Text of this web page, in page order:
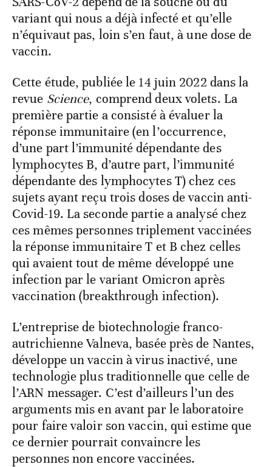
variant qui nous a déjà infecté et qu’elle
n’équivaut pas, loin s’en faut, à une dose de
vaccin.
Cette étude, publiée le 14 juin 2022 dans la
revue Science, comprend deux volets. La
première partie a consisté à évaluer la
réponse immunitaire (en l’occurrence,
d’une part l’immunité dépendante des
lymphocytes B, d’autre part, l’immunité
dépendante des lymphocytes T) chez ces
sujets ayant reçu trois doses de vaccin anti-
Covid-19. La seconde partie a analysé chez
ces mêmes personnes triplement vaccinées
la réponse immunitaire T et B chez celles
qui avaient tout de même développé une
infection par le variant Omicron après
vaccination (breakthrough infection).
L’entreprise de biotechnologie franco-
autrichienne Valneva, basée près de Nantes,
développe un vaccin à virus inactivé, une
technologie plus traditionnelle que celle de
l’ARN messager. C’est d’ailleurs l’un des
arguments mis en avant par le laboratoire
pour faire valoir son vaccin, qui estime que
ce dernier pourrait convaincre les
personnes non encore vaccinées.